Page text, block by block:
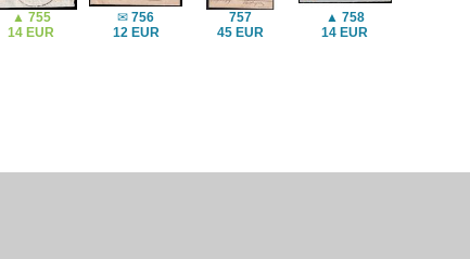
▲ 755
14 EUR
✉756
12 EUR
757
45 EUR
▲ 758
14 EUR